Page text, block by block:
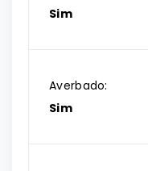
Sim
Averbado:
Sim